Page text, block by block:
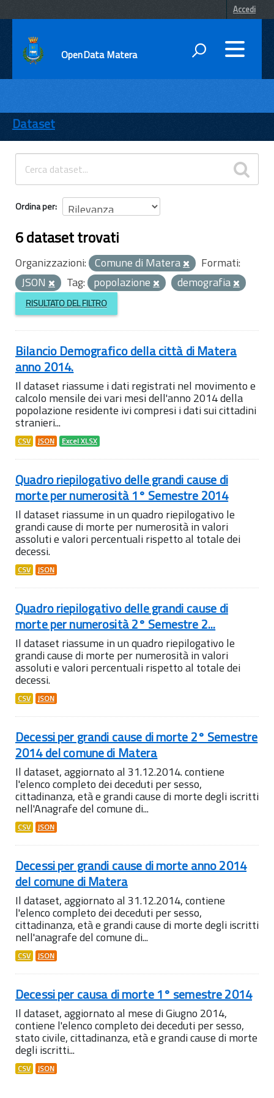
Accedi
OpenData Matera
ENTI
TEMI
INFORMAZIONI
Dataset
Ordina per
6 dataset trovati
Organizzazioni: Comune di Matera
Formati:
JSON
Tag: popolazione demografia
RISULTATO DEL FILTRO
Bilancio Demografico della città di Matera
anno 2014.
Il dataset riassume i dati registrati nel movimento e
calcolo mensile dei vari mesi dell'anno 2014 della
popolazione residente ivi compresi i dati sui cittadini
stranieri...
CSV JSON Excel XLSX
Quadro riepilogativo delle grandi cause di
morte per numerosità 1° Semestre 2014
Il dataset riassume in un quadro riepilogativo le
grandi cause di morte per numerosità in valori
assoluti e valori percentuali rispetto al totale dei
decessi.
CSV JSON
Quadro riepilogativo delle grandi cause di
morte per numerosità 2° Semestre 2...
Il dataset riassume in un quadro riepilogativo le
grandi cause di morte per numerosità in valori
assoluti e valori percentuali rispetto al totale dei
decessi.
CSV JSON
Decessi per grandi cause di morte 2° Semestre
2014 del comune di Matera
Il dataset, aggiornato al 31.12.2014. contiene
l'elenco completo dei deceduti per sesso,
cittadinanza, età e grandi cause di morte degli iscritti
nell'Anagrafe del comune di...
CSV JSON
Decessi per grandi cause di morte anno 2014
del comune di Matera
Il dataset, aggiornato al 31.12.2014, contiene
l'elenco completo dei deceduti per sesso,
cittadinanza, età e grandi cause di morte degli iscritti
nell'anagrafe del comune di...
CSV JSON
Decessi per causa di morte 1° semestre 2014
Il dataset, aggiornato al mese di Giugno 2014,
contiene l'elenco completo dei deceduti per sesso,
stato civile, cittadinanza, età e grandi cause di morte
degli iscritti...
CSV JSON